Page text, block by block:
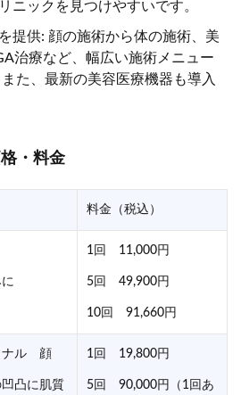
ニックを見つけやすいです。
提供: 顔の施術から体の施術、美
治療など、幅広い施術メニュー
た、最新の美容医療機器も導入
・料金
料金（税込）
1回 11,000円
5回 49,900円
10回 91,660円
ナル 顔
凸に肌質
1回 19,800円
5回 90,000円（1回あ